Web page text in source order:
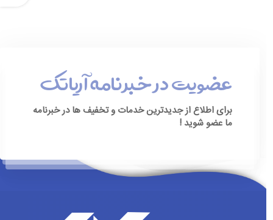
عضویت در خبرنامه آریاتک
برای اطلاع از جدیدترین خدمات و تخفیف ها در خبرنامه
ما عضو شوید !